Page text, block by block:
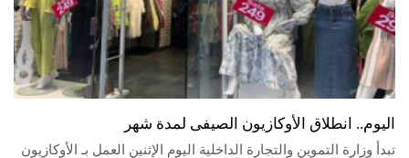
اليوم.. انطلاق الأوكازيون الصيفى لمدة شهر
تبدأ وزارة التموين والتجارة الداخلية اليوم الإثنين العمل بـ الأوكازيون